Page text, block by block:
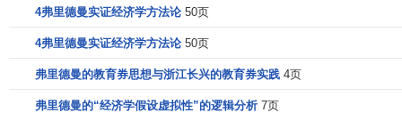
together with Schumpeter, he would be instrumental in the
formation of the Harvard generation of economists.
Haberler's two major works - Theory of Internatinonal
4弗里德曼实证经济学方法论 50页
4弗里德曼实证经济学方法论 50页
弗里德曼的教育券思想与浙江长兴的教育券实践 4页
弗里德曼的“经济学假设虚拟性”的逻辑分析 7页